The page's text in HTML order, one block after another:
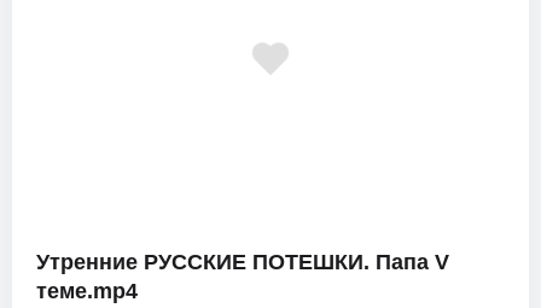
Утренние РУССКИЕ ПОТЕШКИ. Папа V
теме.mp4